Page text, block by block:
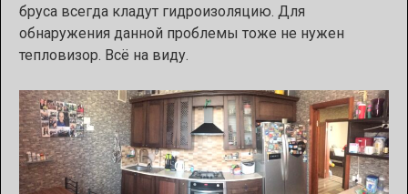
бруса всегда кладут гидроизоляцию. Для
обнаружения данной проблемы тоже не нужен
тепловизор. Всё на виду.